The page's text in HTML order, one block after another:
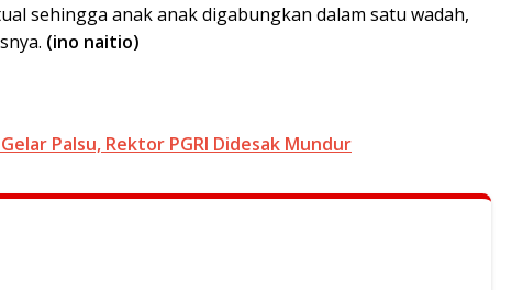
sehingga anak anak digabungkan dalam satu wadah,
(ino naitio)
Palsu, Rektor PGRI Didesak Mundur